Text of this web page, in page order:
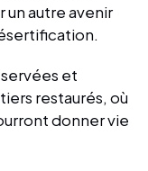
un autre avenir
et
restaurés, où
donner vie